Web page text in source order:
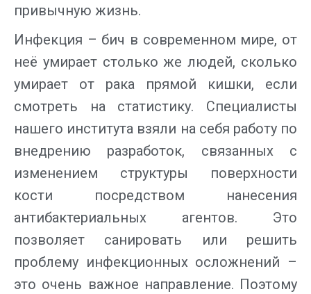
привычную жизнь.
Инфекция – бич в современном мире, от
неё умирает столько же людей, сколько
умирает от рака прямой кишки, если
смотреть на статистику. Специалисты
нашего института взяли на себя работу по
внедрению разработок, связанных с
изменением структуры поверхности
кости посредством нанесения
антибактериальных агентов. Это
позволяет санировать или решить
проблему инфекционных осложнений –
это очень важное направление. Поэтому